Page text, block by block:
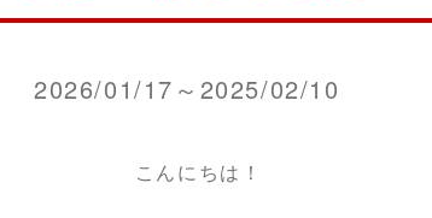
2026/01/17～2025/02/10
こんにちは！